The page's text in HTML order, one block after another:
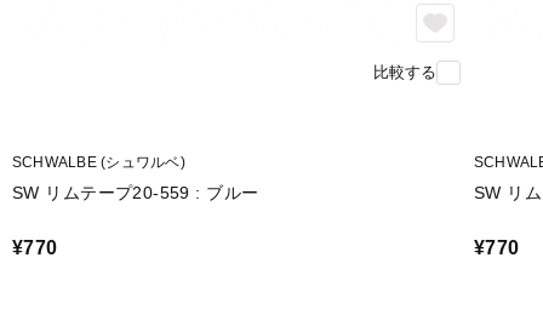
比較する
SCHWALBE (シュワルベ)
SW リムテープ20-559 : ブルー
¥770
SW リ
¥770